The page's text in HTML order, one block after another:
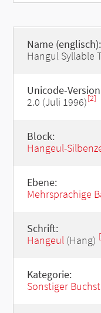
Name (englisch):
Hangul Syllable
Unicode-
2.0 (Juli 1996)[2]
Block:
Hangeul-
Ebene:
Mehrsprachige
Schrift:
Hangeul(Hang)
Kategorie:
Sonstiger